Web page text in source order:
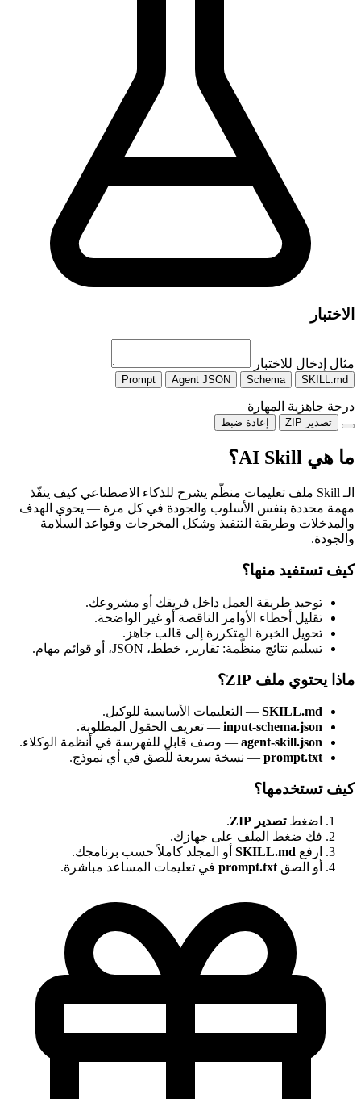
الاختبار
مثال إدخال للاختبار
SKILL.md
Schema
Agent JSON
Prompt
درجة جاهزية المهارة
تصدير ZIP إعادة ضبط
ما هي AI Skill؟
الـ Skill ملف تعليمات منظّم يشرح للذكاء الاصطناعي كيف ينفّذ
مهمة محددة بنفس الأسلوب والجودة في كل مرة — يحوي الهدف
والمدخلات وطريقة التنفيذ وشكل المخرجات وقواعد السلامة
والجودة.
كيف تستفيد منها؟
توحيد طريقة العمل داخل فريقك أو مشروعك.
تقليل أخطاء الأوامر الناقصة أو غير الواضحة.
تحويل الخبرة المتكررة إلى قالب جاهز.
تسليم نتائج منظّمة: تقارير، خطط، JSON، أو قوائم مهام.
ماذا يحتوي ملف ZIP؟
SKILL.md — التعليمات الأساسية للوكيل.
input-schema.json — تعريف الحقول المطلوبة.
agent-skill.json — وصف قابل للفهرسة في أنظمة الوكلاء.
prompt.txt — نسخة سريعة للّصق في أي نموذج.
كيف تستخدمها؟
اضغطتصدير ZIP
.
فك ضغط الملف على جهازك.
ارفع SKILL.md أو المجلد كاملاً حسب برنامجك.
أو الصق prompt.txt في تعليمات المساعد مباشرة.